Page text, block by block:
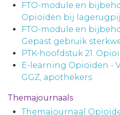
FTO-module en
Opioïden bij
FTO-module en
Gepast gebruik
PTK-hoofdstuk 21.
E-learning Opioïden -
GGZ, apothekers
Themajournaals
Themajournaal